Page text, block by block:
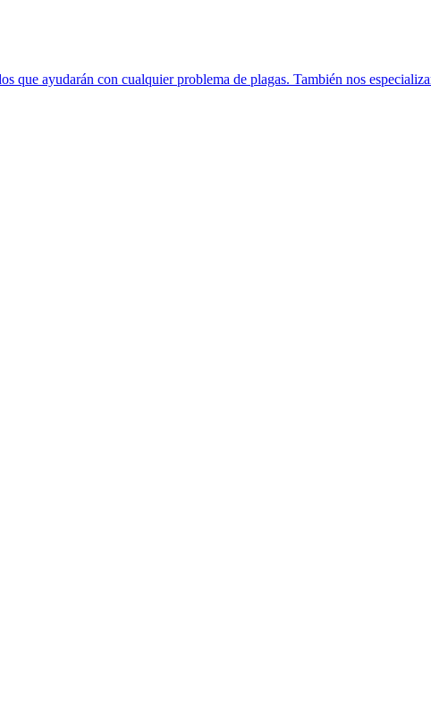
que ayudarán con cualquier problema de plagas. También nos